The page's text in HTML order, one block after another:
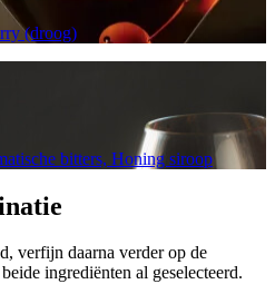
(droog)
bitters, Honing siroop
verfijn daarna verder op de
ingrediënten al geselecteerd.